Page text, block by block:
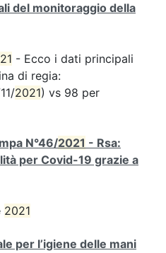
del monitoraggio della
- Ecco i dati principali
di regia:
2021) vs 98 per
N°46/2021 - Rsa:
per Covid-19 grazie a
2021
per l’igiene delle mani